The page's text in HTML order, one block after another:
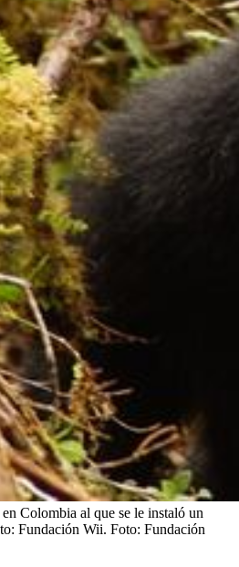
Colombia al que se le instaló un
Fundación Wii. Foto: Fundación